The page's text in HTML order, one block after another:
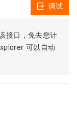
接口，免去您计
可以自动
调试